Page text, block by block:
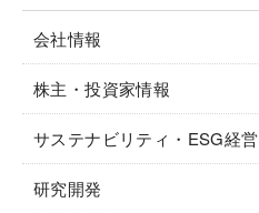
会社情報
株主・投資家情報
サステナビリティ・ESG経営
研究開発